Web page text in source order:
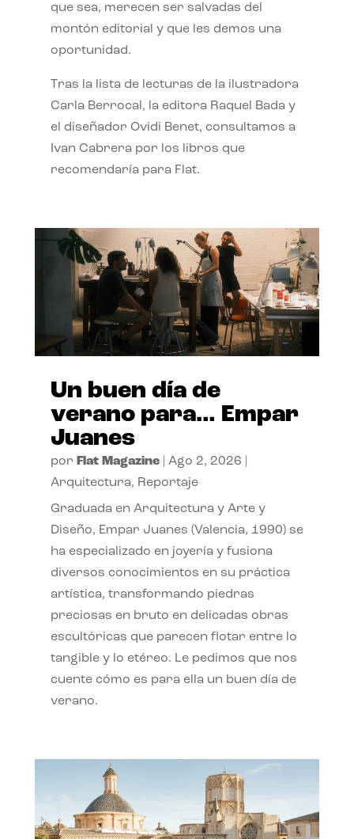
que sea, merecen ser salvadas del
montón editorial y que les demos una
oportunidad.
Tras la lista de lecturas de la ilustradora
Carla Berrocal, la editora Raquel Bada y
el diseñador Ovidi Benet, consultamos a
Ivan Cabrera por los libros que
recomendaría para Flat.
Un buen día de
verano para… Empar
Juanes
por Flat Magazine| Ago 2, 2026
Arquitectura, Reportaje
Graduada en Arquitectura y Arte y
Diseño, Empar Juanes (Valencia, 1990) se
ha especializado en joyería y fusiona
diversos conocimientos en su práctica
artística, transformando piedras
preciosas en bruto en delicadas obras
escultóricas que parecen flotar entre lo
tangible y lo etéreo. Le pedimos que nos
cuente cómo es para ella un buen día de
verano.